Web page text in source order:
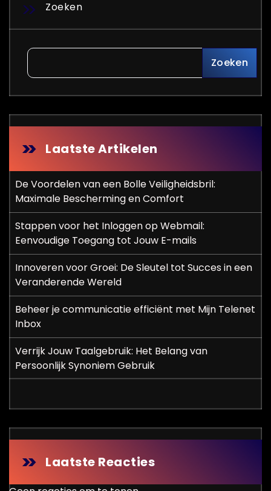
Zoeken
Zoeken
Laatste Artikelen
De Voordelen van een Bolle Veiligheidsbril:
Maximale Bescherming en Comfort
Stappen voor het Inloggen op Webmail:
Eenvoudige Toegang tot Jouw E-mails
Innoveren voor Groei: De Sleutel tot Succes in een
Veranderende Wereld
Beheer je communicatie efficiënt met Mijn Telenet
Inbox
Verrijk Jouw Taalgebruik: Het Belang van
Persoonlijk Synoniem Gebruik
Laatste Reacties